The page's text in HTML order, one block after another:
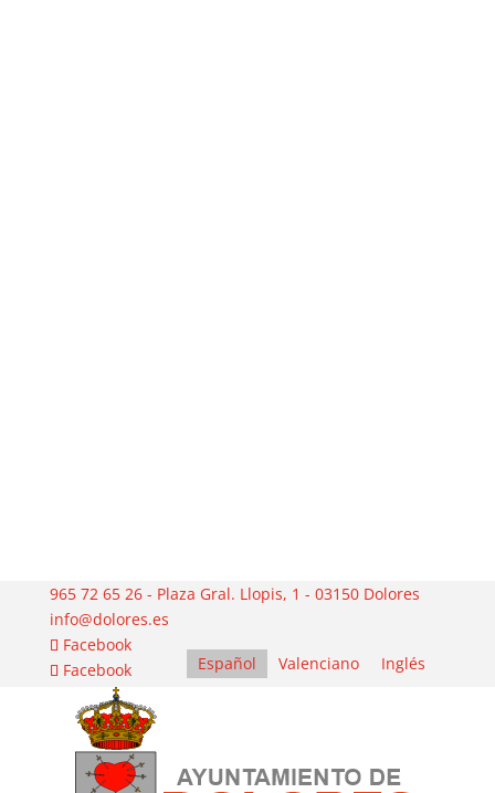
965 72 65 26 - Plaza Gral. Llopis, 1 - 03150 Dolores
info@dolores.es
Facebook
Español
Valenciano Inglés
Facebook